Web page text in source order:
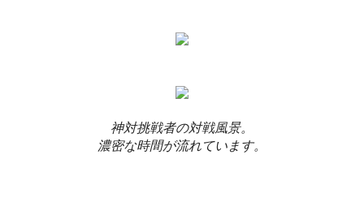
神対挑戦者の対戦風景。
濃密な時間が流れています。